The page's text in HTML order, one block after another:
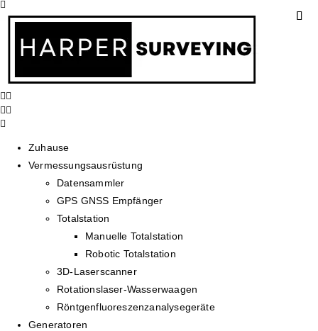
Zuhause
Vermessungsausrüstung
Datensammler
GPS GNSS Empfänger
Totalstation
Manuelle Totalstation
Robotic Totalstation
3D-Laserscanner
Rotationslaser-Wasserwaagen
Röntgenfluoreszenzanalysegeräte
Generatoren